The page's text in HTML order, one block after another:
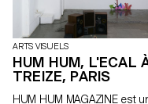
ARTS VISUELS
HUM HUM, L'ECAL
TREIZE, PARIS
HUM HUM MAGAZINE est